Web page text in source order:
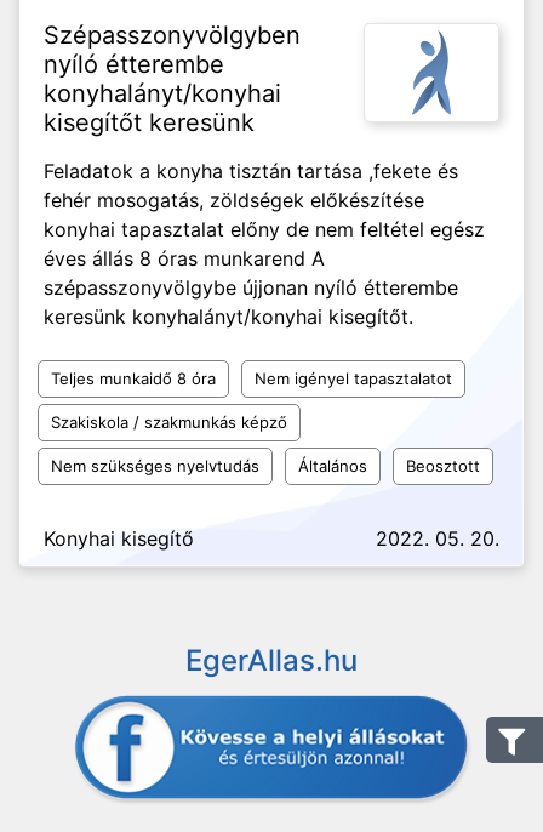
Szépasszonyvölgyben
nyíló étterembe
konyhalányt/konyhai
kisegítőt keresünk
Feladatok a konyha tisztán tartása ,fekete és
fehér mosogatás, zöldségek előkészítése
konyhai tapasztalat előny de nem feltétel egész
éves állás 8 óras munkarend A
szépasszonyvölgybe újjonan nyíló étterembe
keresünk konyhalányt/konyhai kisegítőt.
Teljes munkaidő 8 óra Nem igényel tapasztalatot
Szakiskola / szakmunkás képző
Nem szükséges nyelvtudás Általános Beosztott
Konyhai kisegítő 2022. 05. 20.
EgerAllas.hu